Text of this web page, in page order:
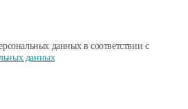
данных в соответствии с
данных